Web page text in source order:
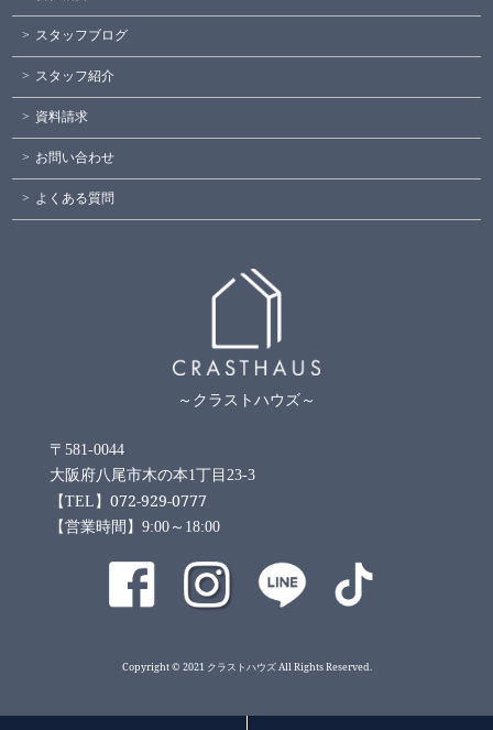
スタッフブログ
スタッフ紹介
資料請求
お問い合わせ
よくある質問
～クラストハウズ～
〒581-0044
大阪府八尾市木の本1丁目23-3
【TEL】072-929-0777
【営業時間】9:00～18:00
Copyright © 2021 クラストハウズ All Rights Reserved.